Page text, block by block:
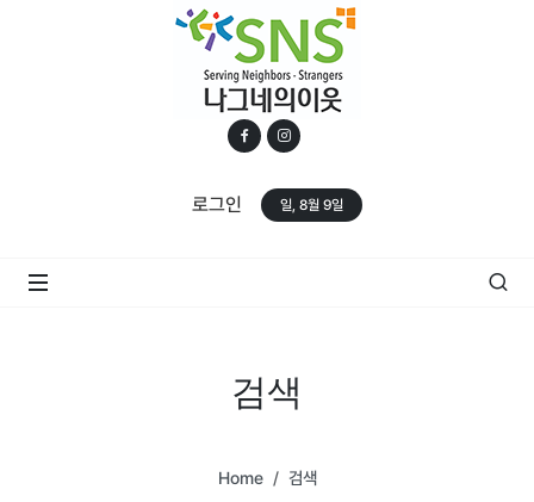
로그인 일, 8월 9일
검색
Home 검색